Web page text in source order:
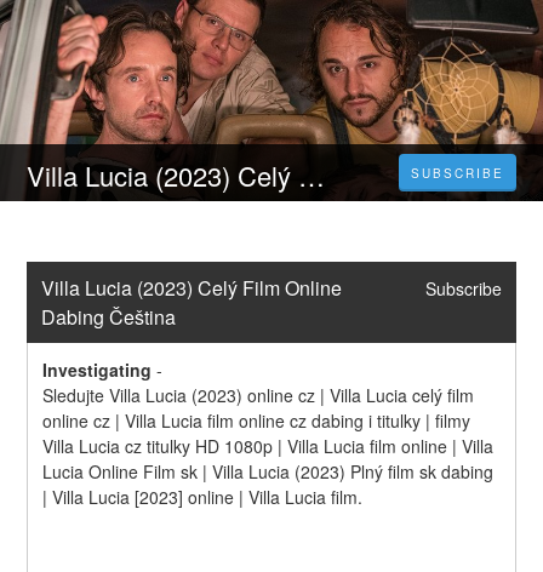
Villa Lucia (2023) Celý Film Online Dabing Čeština Zdarma SUBSCRIBE
Villa Lucia (2023) Celý Film Online
Dabing Čeština
Subscribe
Investigating -
Sledujte Villa Lucia (2023) online cz | Villa Lucia celý film
online cz | Villa Lucia film online cz dabing i titulky | filmy
Villa Lucia cz titulky HD 1080p | Villa Lucia film online | Villa
Lucia Online Film sk | Villa Lucia (2023) Plný film sk dabing
| Villa Lucia [2023] online | Villa Lucia film.